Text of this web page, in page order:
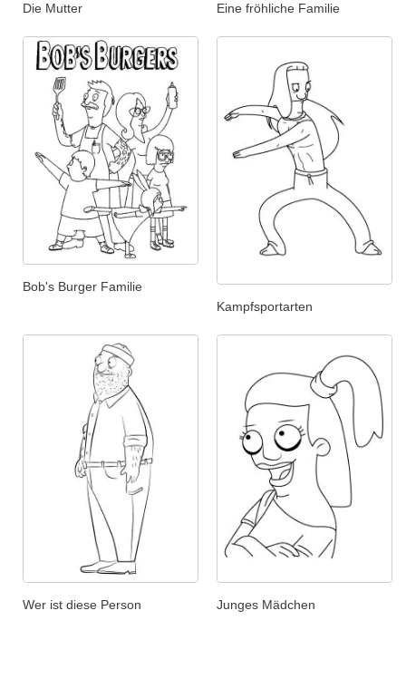
Die Mutter Eine fröhliche Familie
Bob's Burger Familie
Kampfsportarten
Wer ist diese Person Junges Mädchen